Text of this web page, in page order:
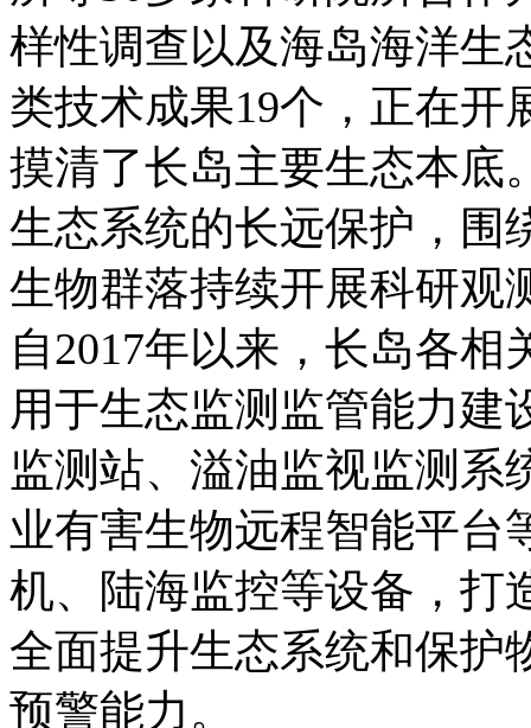
样性调查以及海岛海洋生
类技术成果19个，正在开
摸清了长岛主要生态本底
生态系统的长远保护，围
生物群落持续开展科研观
自2017年以来，长岛各
用于生态监测监管能力建
监测站、溢油监视监测系
业有害生物远程智能平台
机、陆海监控等设备，打
全面提升生态系统和保护
预警能力。